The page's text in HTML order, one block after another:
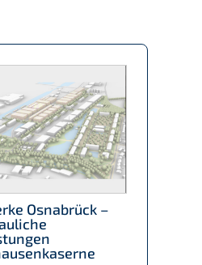
Osnabrück –